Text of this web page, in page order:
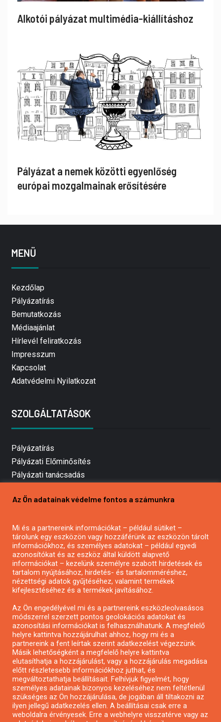
Alkotói pályázat multimédia-kiállításhoz
Pályázat a nemek közötti egyenlőség
európai mozgalmainak erősítésére
MENÜ
Kezdőlap
Pályázatírás
Bemutatkozás
Médiaajánlat
Hírlevél feliratkozás
Impresszum
Kapcsolat
Adatvédelmi Nyilatkozat
SZOLGÁLTATÁSOK
Pályázatírás
Pályázati Előminősítés
Pályázati tanácsadás
Mezőgazdasági pályázatírás
Pályázatírás civil szervezeteknek
Pályázatírás önkormányzatoknak
Pályázatfigyelés
Specifikus pályázatfigyelés vagy hírlevél
Pályázatok magánszemélyeknek
Pályázatok civil szervezeteknek
Pályázatok vállalkozásoknak
Önkormányzati pályázatok
Mezőgazdasági pályázatok
Falusi turizmus pályázatok
Napelem pályázatok
Az Ön adatainak védelme fontos a számunkra
Mi és a partnereink információkat – például sütiket –
tárolunk egy eszközön vagy hozzáférünk az eszközön tárolt
információkhoz, és személyes adatokat – például egyedi
azonosítókat és az eszköz által küldött alapvető
információkat – kezelünk személyre szabott hirdetések és
tartalom nyújtásához, hirdetés- és tartalomméréshez,
nézettségi adatok gyűjtéséhez, valamint termékek
kifejlesztéséhez és a termékek javításához.
Az Ön engedélyével mi és a partnereink eszközleolvasásos
módszerrel szerzett pontos geolokációs adatokat és
azonosítási információkat is felhasználhatunk. A megfelelő
helyre kattintva hozzájárulhat ahhoz, hogy mi és a
partnereink a fent leírtak szerint adatkezelést végezzünk.
Másik lehetőségként a megfelelő helyre kattintva
elutasíthatja a hozzájárulást, vagy a hozzájárulás megadása
előtt részletesebb információkhoz juthat, és
megváltoztathatja beállításait. Felhívjuk figyelmét, hogy
személyes adatainak bizonyos kezeléséhez nem feltétlenül
szükséges az Ön hozzájárulása, de jogában áll tiltakozni az
ilyen jellegű adatkezelés ellen. A beállításai csak erre a
weboldalra érvényesek. Erre a webhelyre visszatérve vagy az